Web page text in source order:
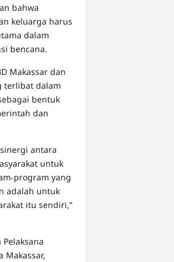
bahwa
keluarga harus
dalam
bencana.
Makassar dan
terlibat dalam
bentuk
dan
antara
untuk
program yang
adalah untuk
itu sendiri,”
Makassar,